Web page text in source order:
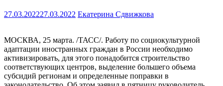
27.03.202227.03.2022 Екатерина Сдвижкова
МОСКВА, 25 марта. /ТАСС/. Работу по социокультурной
адаптации иностранных граждан в России необходимо
активизировать, для этого понадобится строительство
соответствующих центров, выделение большего объема
субсидий регионам и определенные поправки в